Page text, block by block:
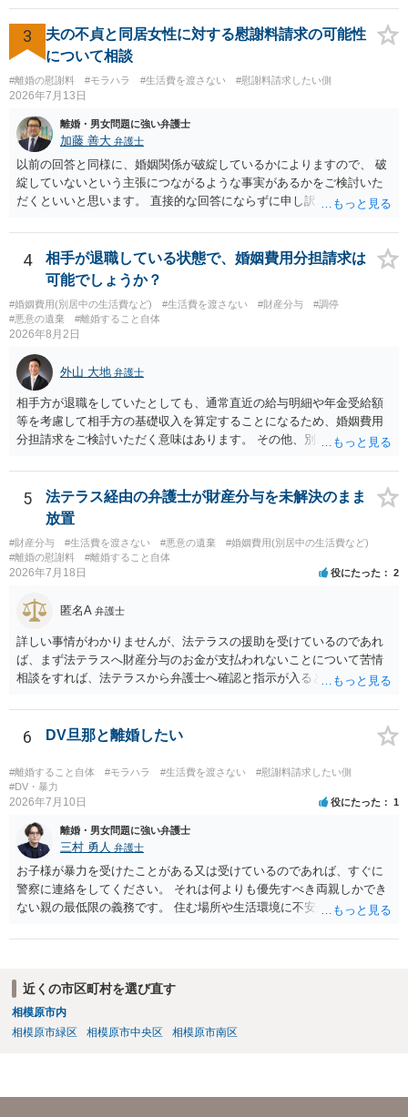
3
夫の不貞と同居女性に対する慰謝料請求の可能性
について相談
#離婚の慰謝料 #モラハラ #生活費を渡さない #慰謝料請求したい側
2026年7月13日
離婚・男女問題に強い弁護士
加藤 善大 弁護士
以前の回答と同様に、婚姻関係が破綻しているかによりますので、 破
綻していないという主張につながるような事実があるかをご検討いた
だくといいと思います。 直接的な回答にならずに申し訳ございません
4
相手が退職している状態で、婚姻費用分担請求は
可能でしょうか？
#婚姻費用(別居中の生活費など) #生活費を渡さない #財産分与
#調停
#悪意の遺棄
#離婚すること自体
2026年8月2日
外山 大地 弁護士
相手方が退職をしていたとしても、通常直近の給与明細や年金受給額
等を考慮して相手方の基礎収入を算定することになるため、婚姻費用
分担請求をご検討いただく意味はあります。 その他、別居の経緯、質
て、ご検討いただくのが良いかと思います。
5
法テラス経由の弁護士が財産分与を未解決のまま
放置
#財産分与 #生活費を渡さない #悪意の遺棄
#婚姻費用(別居中の生活費など)
#離婚の慰謝料
#離婚すること自体
2026年7月18日 役にたった 2
匿名A 弁護士
詳しい事情がわかりませんが、法テラスの援助を受けているのであれ
ば、まず法テラスへ財産分与のお金が支払われないことについて苦情
相談をすれば、法テラスから弁護士へ確認と指示が入ると思います。
す。
6 DV旦那と離婚したい
#離婚すること自体 #モラハラ #生活費を渡さない
#慰謝料請求したい側
#DV・暴力
2026年7月10日 役にたった 1
離婚・男女問題に強い弁護士
三村 勇人 弁護士
お子様が暴力を受けたことがある又は受けているのであれば、すぐに
警察に連絡をしてください。 それは何よりも優先すべき両親しかでき
ない親の最低限の義務です。 住む場所や生活環境に不安があるようで
場所を特定されないような措置も行っていただけます。 また、日本で
れます。 暴力を受けた際に、警察を呼んでください。その証拠だけで
十分です。それ以外は必要ありません。 なお、現在暴力を受けていな
いのであれば、暴力を待つ必要はありません。 夜逃げが可能なのであ
れば、すぐにしてください。 別居期間が２年を超えれば離婚できます
近くの市区町村を選び直す
相模原市内
相模原市緑区
相模原市中央区 相模原市南区